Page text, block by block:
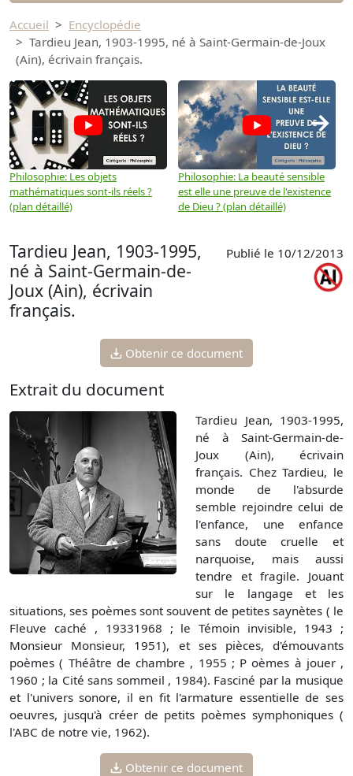
Accueil
Encyclopédie
Tardieu Jean, 1903-1995, né à Saint-Germain-de-Joux
(Ain), écrivain français.
Philosophie: Les objets
mathématiques sont-ils réels ?
(plan détaillé)
Philosophie: La beauté sensible
est elle une preuve de l'existence
de Dieu ? (plan détaillé)
→
Tardieu Jean, 1903-1995,
né à Saint-Germain-de-
Joux (Ain), écrivain
français.
Publié le 10/12/2013
Obtenir ce document
Extrait du document
Tardieu Jean, 1903-1995,
né à Saint-Germain-de-
Joux (Ain), écrivain
français. Chez Tardieu, le
monde de l'absurde
semble rejoindre celui de
l'enfance, une enfance
sans doute cruelle et
narquoise, mais aussi
tendre et fragile. Jouant
sur le langage et les
situations, ses poèmes sont souvent de petites saynètes ( le
Fleuve caché , 19331968 ; le Témoin invisible, 1943 ;
Monsieur Monsieur, 1951), et ses pièces, d'émouvants
poèmes ( Théâtre de chambre , 1955 ; P oèmes à jouer ,
1960 ; la Cité sans sommeil , 1984). Fasciné par la musique
et l'univers sonore, il en fit l'armature essentielle de ses
oeuvres, jusqu'à créer de petits poèmes symphoniques (
l'ABC de notre vie, 1962).
Obtenir ce document